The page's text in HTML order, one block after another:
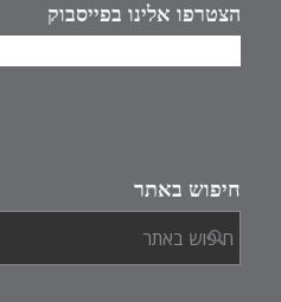
הצטרפו אלינו בפייסבוק
חיפוש באתר